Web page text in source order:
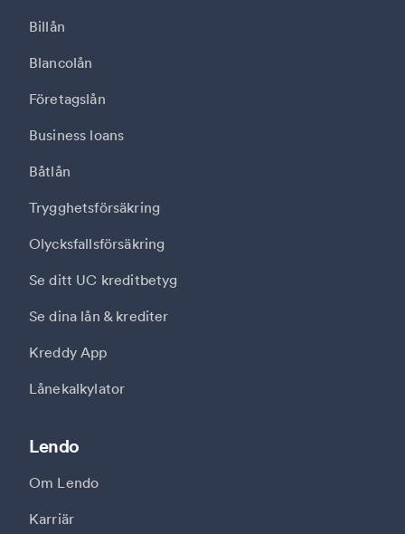
Billån
Blancolån
Företagslån
Business loans
Båtlån
Trygghetsförsäkring
Olycksfallsförsäkring
Se ditt UC kreditbetyg
Se dina lån & krediter
Kreddy App
Lånekalkylator
Lendo
Om Lendo
Karriär